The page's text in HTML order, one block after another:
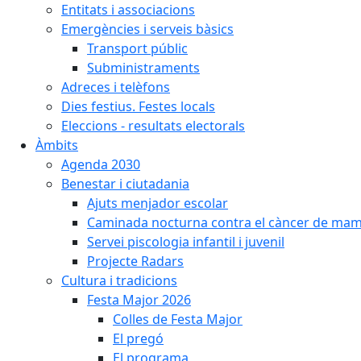
Entitats i associacions
Emergències i serveis bàsics
Transport públic
Subministraments
Adreces i telèfons
Dies festius. Festes locals
Eleccions - resultats electorals
Àmbits
Agenda 2030
Benestar i ciutadania
Ajuts menjador escolar
Caminada nocturna contra el càncer de
Servei piscologia infantil i juvenil
Projecte Radars
Cultura i tradicions
Festa Major 2026
Colles de Festa Major
El pregó